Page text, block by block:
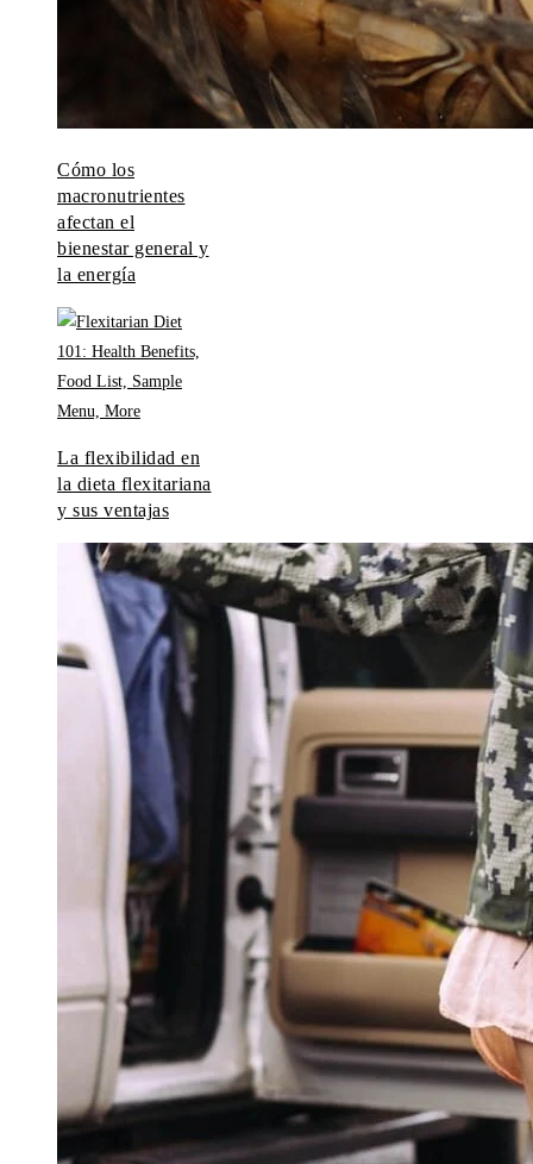
Cómo los
macronutrientes
afectan el
bienestar general y
la energía
La flexibilidad en
la dieta flexitariana
y sus ventajas